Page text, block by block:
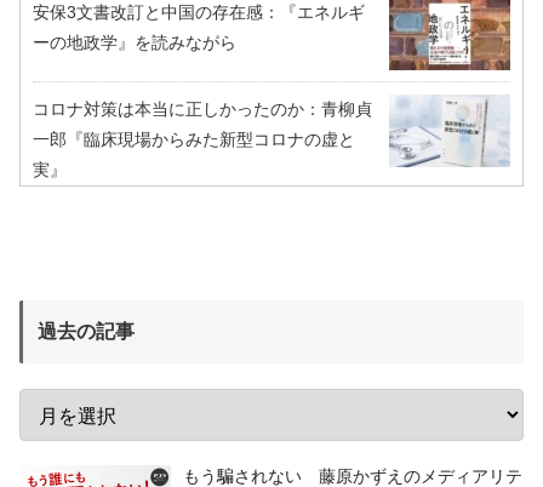
安保3文書改訂と中国の存在感：『エネルギ
ーの地政学』を読みながら
コロナ対策は本当に正しかったのか：青柳貞
一郎『臨床現場からみた新型コロナの虚と
実』
過去の記事
もう騙されない 藤原かずえのメディアリテ